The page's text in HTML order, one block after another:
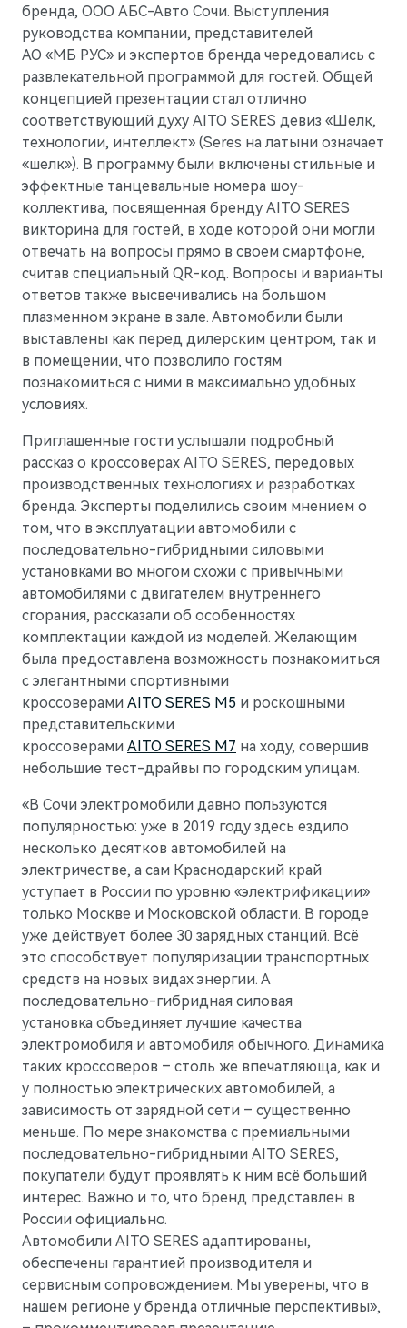
M5Стильный спортивный кроссовер
M7Представительский кроссовер
M9 Флагманский интеллектуальный кроссовер
Скоро в продаже
бренда, ООО АБС-Авто Сочи. Выступления
руководства компании, представителей
АО «МБ РУС» и экспертов бренда чередовались с
развлекательной программой для гостей. Общей
концепцией презентации стал отлично
соответствующий духу AITO SERES девиз «Шелк,
технологии, интеллект» (Seres на латыни означает
«шелк»). В программу были включены стильные и
эффектные танцевальные номера шоу-
коллектива, посвященная бренду AITO SERES
викторина для гостей, в ходе которой они могли
отвечать на вопросы прямо в своем смартфоне,
считав специальный QR-код. Вопросы и варианты
ответов также высвечивались на большом
плазменном экране в зале. Автомобили были
выставлены как перед дилерским центром, так и
в помещении, что позволило гостям
познакомиться с ними в максимально удобных
условиях.
Приглашенные гости услышали подробный
рассказ о кроссоверах AITO SERES, передовых
производственных технологиях и разработках
бренда. Эксперты поделились своим мнением о
том, что в эксплуатации автомобили с
последовательно-гибридными силовыми
установками во многом схожи с привычными
автомобилями с двигателем внутреннего
сгорания, рассказали об особенностях
комплектации каждой из моделей. Желающим
была предоставлена возможность познакомиться
с элегантными спортивными
кроссоверами AITO SERES M5 и роскошными
представительскими
кроссоверами AITO SERES M7 на ходу, совершив
небольшие тест-драйвы по городским улицам.
«В Сочи электромобили давно пользуются
популярностью: уже в 2019 году здесь ездило
несколько десятков автомобилей на
электричестве, а сам Краснодарский край
уступает в России по уровню «электрификации»
только Москве и Московской области. В городе
уже действует более 30 зарядных станций. Всё
это способствует популяризации транспортных
средств на новых видах энергии. А
последовательно-гибридная силовая
установка объединяет лучшие качества
электромобиля и автомобиля обычного. Динамика
таких кроссоверов – столь же впечатляюща, как и
у полностью электрических автомобилей, а
зависимость от зарядной сети – существенно
меньше. По мере знакомства с премиальными
последовательно-гибридными AITO SERES,
покупатели будут проявлять к ним всё больший
интерес. Важно и то, что бренд представлен в
России официально.
Автомобили AITO SERES адаптированы,
обеспечены гарантией производителя и
сервисным сопровождением. Мы уверены, что в
нашем регионе у бренда отличные перспективы»,